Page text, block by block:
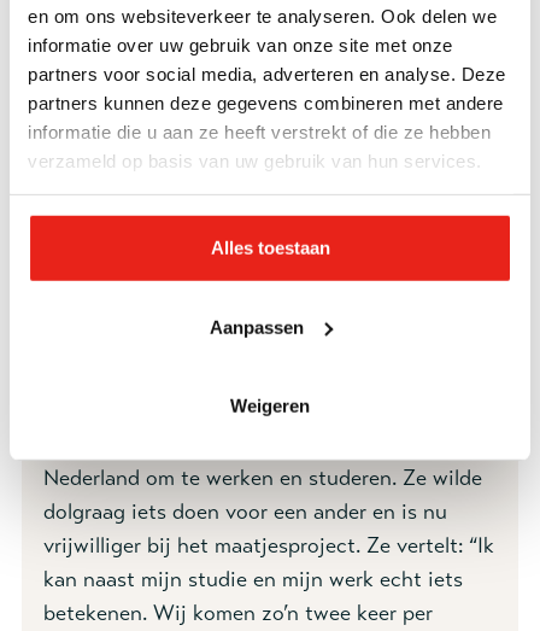
en om ons websiteverkeer te analyseren. Ook delen we
informatie over uw gebruik van onze site met onze
partners voor social media, adverteren en analyse. Deze
partners kunnen deze gegevens combineren met andere
informatie die u aan ze heeft verstrekt of die ze hebben
verzameld op basis van uw gebruik van hun services.
Alles toestaan
Aanpassen
Weigeren
Telefoonnummer *
Toelichting *
Nederland om te werken en studeren. Ze wilde
dolgraag iets doen voor een ander en is nu
vrijwilliger bij het maatjesproject. Ze vertelt: “Ik
kan naast mijn studie en mijn werk echt iets
betekenen. Wij komen zo’n twee keer per